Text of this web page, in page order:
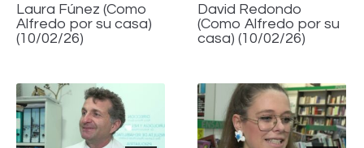
Laura Fúnez (Como
Alfredo por su casa)
(10/02/26)
David Redondo
(Como Alfredo por su
casa) (10/02/26)